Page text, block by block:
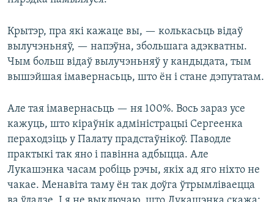
Крытэр, пра які кажаце вы, — колькасьць відаў
вылучэньняў, — напэўна, збольшага адэкватны.
Чым больш відаў вылучэньняў у кандыдата, тым
вышэйшая імавернасьць, што ён і стане дэпутатам.
Але тая імавернасьць — ня 100%. Вось зараз усе
кажуць, што кіраўнік адміністрацыі Сергеенка
пераходзіць у Палату прадстаўнікоў. Паводле
практыкі так яно і павінна адбыцца. Але
Лукашэнка часам робіць рэчы, якіх ад яго ніхто не
чакае. Менавіта таму ён так доўга ўтрымліваецца